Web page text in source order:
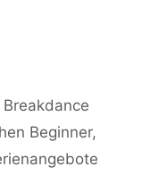
Breakdance
Beginner,